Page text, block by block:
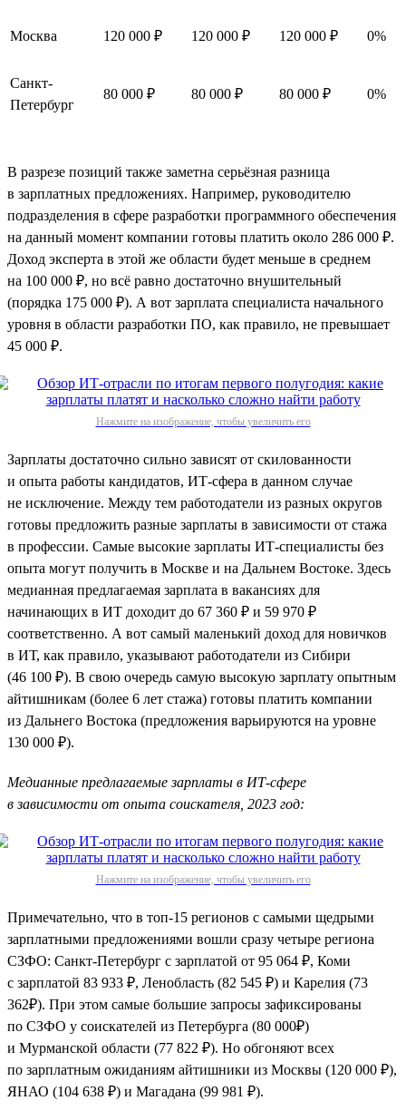
Москва 120 000 ₽ 120 000 ₽ 120 000 ₽ 0%
Санкт-
Петербург
80 000 ₽ 80 000 ₽ 80 000 ₽ 0%
В разрезе позиций также заметна серьёзная разница
в зарплатных предложениях. Например, руководителю
подразделения в сфере разработки программного обеспечения
на данный момент компании готовы платить около 286 000 ₽.
Доход эксперта в этой же области будет меньше в среднем
на 100 000 ₽, но всё равно достаточно внушительный
(порядка 175 000 ₽). А вот зарплата специалиста начального
уровня в области разработки ПО, как правило, не превышает
45 000 ₽.
Нажмите на изображение, чтобы увеличить его
Зарплаты достаточно сильно зависят от скилованности
и опыта работы кандидатов, ИТ-сфера в данном случае
не исключение. Между тем работодатели из разных округов
готовы предложить разные зарплаты в зависимости от стажа
в профессии. Самые высокие зарплаты ИТ-специалисты без
опыта могут получить в Москве и на Дальнем Востоке. Здесь
медианная предлагаемая зарплата в вакансиях для
начинающих в ИТ доходит до 67 360 ₽ и 59 970 ₽
соответственно. А вот самый маленький доход для новичков
в ИТ, как правило, указывают работодатели из Сибири
(46 100 ₽). В свою очередь самую высокую зарплату опытным
айтишникам (более 6 лет стажа) готовы платить компании
из Дальнего Востока (предложения варьируются на уровне
130 000 ₽).
Медианные предлагаемые зарплаты в ИТ-сфере
в зависимости от опыта соискателя, 2023 год:
Нажмите на изображение, чтобы увеличить его
Примечательно, что в топ-15 регионов с самыми щедрыми
зарплатными предложениями вошли сразу четыре региона
СЗФО: Санкт-Петербург с зарплатой от 95 064 ₽, Коми
с зарплатой 83 933 ₽, Ленобласть (82 545 ₽) и Карелия (73
362₽). При этом самые большие запросы зафиксированы
по СЗФО у соискателей из Петербурга (80 000₽)
и Мурманской области (77 822 ₽). Но обгоняют всех
по зарплатным ожиданиям айтишники из Москвы (120 000 ₽),
ЯНАО (104 638 ₽) и Магадана (99 981 ₽).